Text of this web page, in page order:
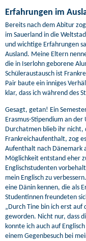
Erfahrungen im
Bereits nach dem Abitur
im Sauerland in die
und wichtige Erfahrungen
Ausland. Meine Eltern
die in Iserlohn geborene
Schüleraustausch ist
Pair baute ein inniges
klar, dass ich während des
Gesagt, getan! Ein
Erasmus-Stipendium an
Durchatmen blieb ihr nicht,
Frankreichaufenthalt, zog
Aufenthalt nach Dänemark
Möglichkeit entstand eher
Englischstudenten
mein Englisch zu
eine Dänin kennen, die als
Studentinnen freundeten
„Durch Tine bin ich erst auf
geworden. Nicht nur, dass
konnte ich auch auf
einem Gegenbesuch bei